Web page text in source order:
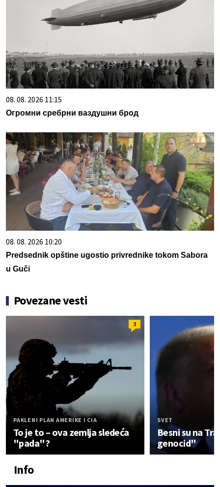
08. 08. 2026 11:15
Огромни сребрни ваздушни брод
08. 08. 2026 10:20
Predsednik opštine ugostio privrednike tokom Sabora
u Guči
Povezane vesti
3
PAKLENI PLAN AMERIKE I CIA
To je to – ova zemlja sledeća
"pada"?
SVET
Besni su na
genocid"
Info